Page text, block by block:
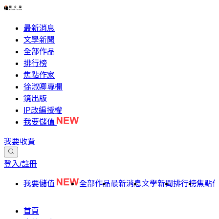
最新消息
文學新聞
全部作品
排行榜
焦點作家
徐淑卿專欄
鏡出版
IP改編授權
我要儲值
我要收費
登入/註冊
我要儲值 全部作品最新消息文學新聞排行榜焦點
首頁